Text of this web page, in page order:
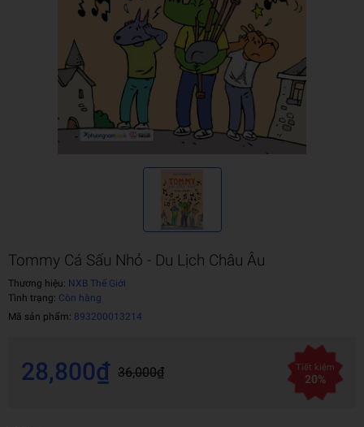
Tommy Cá Sấu Nhỏ - Du Lịch Châu Âu
Thương hiệu: NXB Thế Giới
Tình trạng: Còn hàng
Mã sản phẩm: 893200013214
28,800₫ 36,000₫ Tiết kiệm
20%